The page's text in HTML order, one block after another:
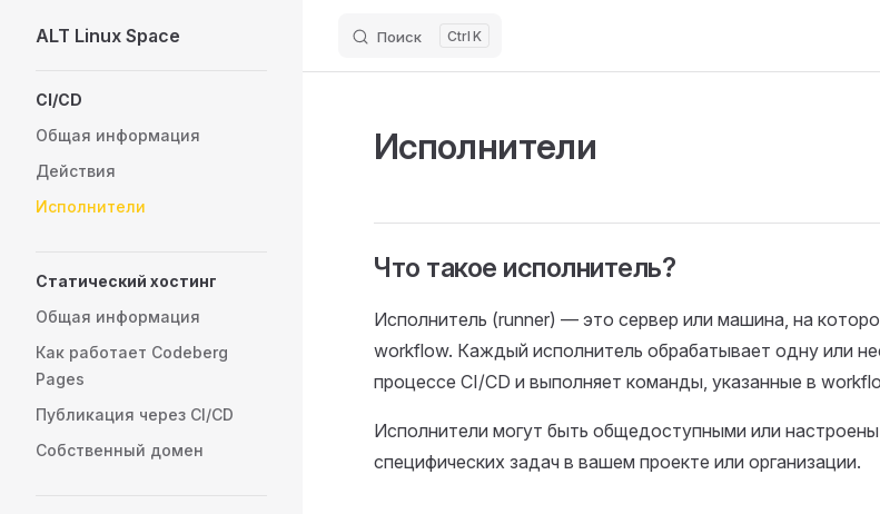
Skip to content
ALT Linux Space Поиск K
CI/CD
Общая информация
Действия
Исполнители
Статический хостинг
Общая информация
Как работает Codeberg
Pages
Публикация через CI/CD
Собственный домен
Исполнители
Что такое исполнитель?
Исполнитель (runner) — это сервер или машина, на
workflow. Каждый исполнитель обрабатывает одну или
процессе CI/CD и выполняет команды, указанные в
Исполнители могут быть общедоступными или
специфических задач в вашем проекте или организации.